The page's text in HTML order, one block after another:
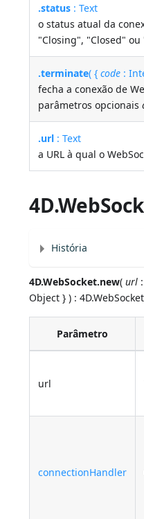
.status : Text
o status atual da
"Closing", "Closed" ou
.terminate( {code :
fecha a conexão de
parâmetros opcionais
.url : Text
a URL à qual o
História
4D.WebSocket.new(url
Object } ) : 4D.WebSocket
Parâmetro
url
connectionHandler